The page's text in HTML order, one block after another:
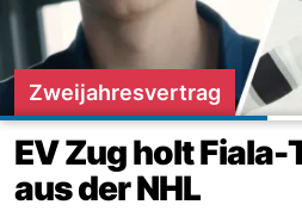
Zweijahresvertrag
EV Zug holt
aus der NHL